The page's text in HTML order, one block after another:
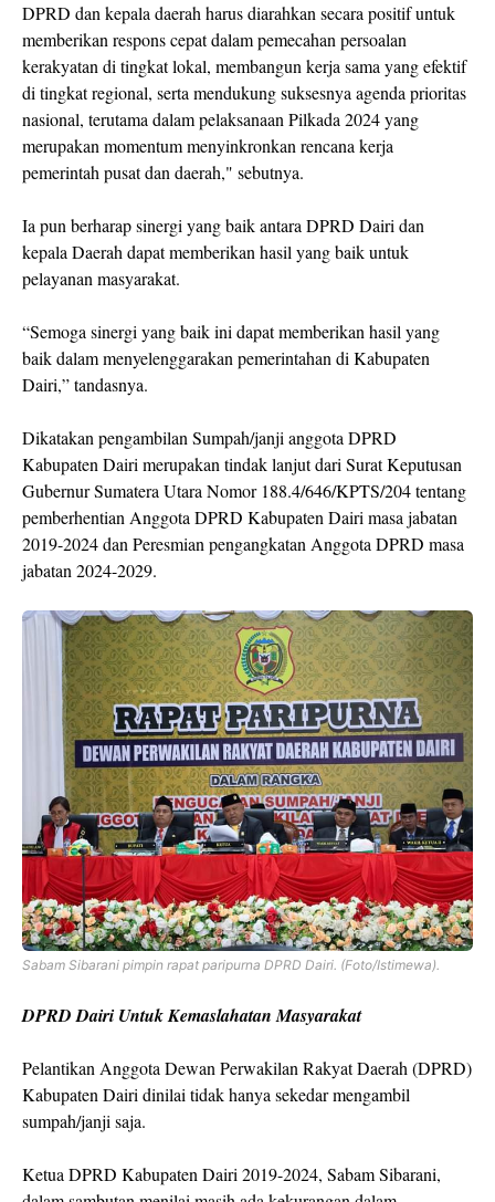
DPRD dan kepala daerah harus diarahkan secara positif untuk
memberikan respons cepat dalam pemecahan persoalan
kerakyatan di tingkat lokal, membangun kerja sama yang efektif
di tingkat regional, serta mendukung suksesnya agenda prioritas
nasional, terutama dalam pelaksanaan Pilkada 2024 yang
merupakan momentum menyinkronkan rencana kerja
pemerintah pusat dan daerah," sebutnya.
Ia pun berharap sinergi yang baik antara DPRD Dairi dan
kepala Daerah dapat memberikan hasil yang baik untuk
pelayanan masyarakat.
“Semoga sinergi yang baik ini dapat memberikan hasil yang
baik dalam menyelenggarakan pemerintahan di Kabupaten
Dairi,” tandasnya.
Dikatakan pengambilan Sumpah/janji anggota DPRD
Kabupaten Dairi merupakan tindak lanjut dari Surat Keputusan
Gubernur Sumatera Utara Nomor 188.4/646/KPTS/204 tentang
pemberhentian Anggota DPRD Kabupaten Dairi masa jabatan
2019-2024 dan Peresmian pengangkatan Anggota DPRD masa
jabatan 2024-2029.
Sabam Sibarani pimpin rapat paripurna DPRD Dairi. (Foto/Istimewa).
DPRD Dairi Untuk Kemaslahatan Masyarakat
Pelantikan Anggota Dewan Perwakilan Rakyat Daerah (DPRD)
Kabupaten Dairi dinilai tidak hanya sekedar mengambil
sumpah/janji saja.
Ketua DPRD Kabupaten Dairi 2019-2024, Sabam Sibarani,